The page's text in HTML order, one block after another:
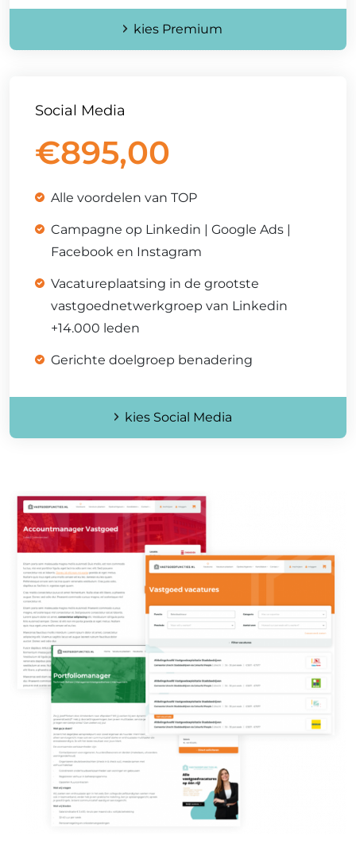
kies Premium
Social Media
€895,00
Alle voordelen van TOP
Campagne op Linkedin | Google Ads |
Facebook en Instagram
Vacatureplaatsing in de grootste
vastgoednetwerkgroep van Linkedin
+14.000 leden
Gerichte doelgroep benadering
kies Social Media